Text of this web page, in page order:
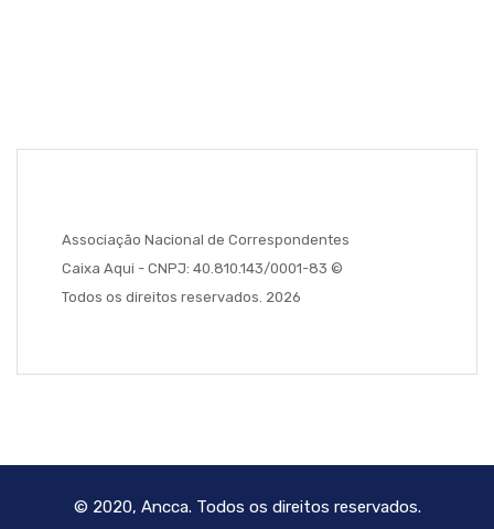
Associação Nacional de Correspondentes
Caixa Aqui - CNPJ: 40.810.143/0001-83 ©
Todos os direitos reservados. 2026
© 2020, Ancca. Todos os direitos reservados.